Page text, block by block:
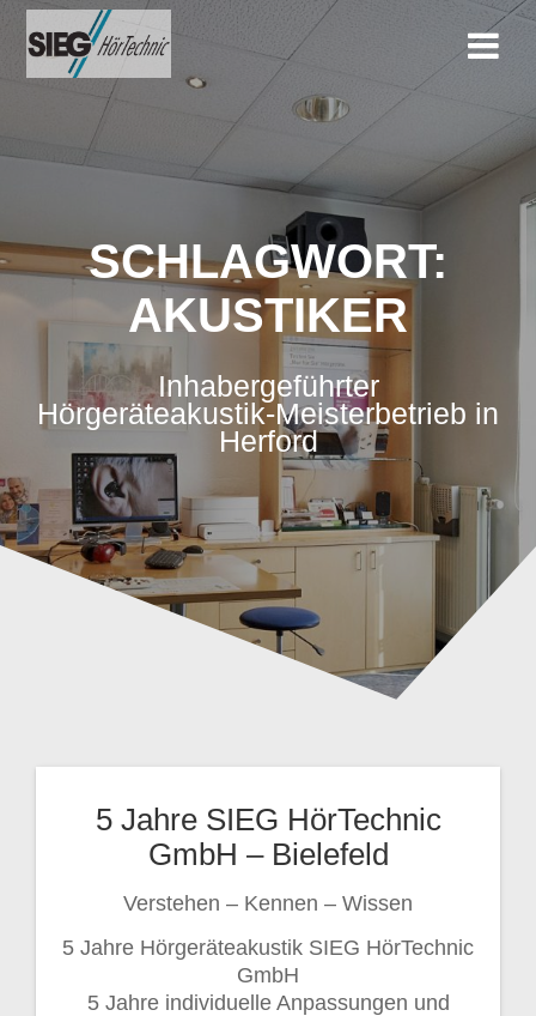
Zum
Inhalt
springen
SCHLAGWORT:
AKUSTIKER
Inhabergeführter
Hörgeräteakustik-Meisterbetrieb in
Herford
5 Jahre SIEG HörTechnic
GmbH – Bielefeld
Verstehen – Kennen – Wissen
5 Jahre Hörgeräteakustik SIEG HörTechnic
GmbH
5 Jahre individuelle Anpassungen und